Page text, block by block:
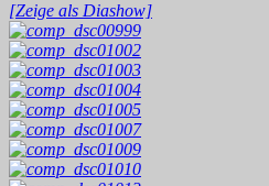
[Zeige als Diashow]